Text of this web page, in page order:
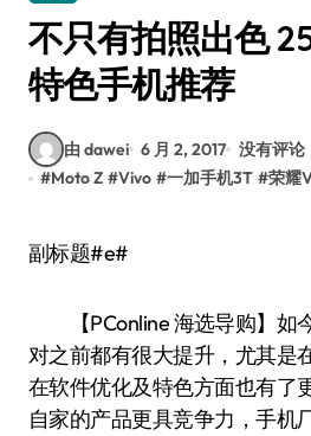
不只有拍照出色
特色手机推荐
由 dawei 6 月 2, 2017 没有评论
#Moto Z #Vivo #一加手机3T #荣耀
副标题#e#
【PConline 海选导购】如
对之前都有很大提升，尤其是
在软件优化及特色方面也有了
自家的产品更具竞争力，手机